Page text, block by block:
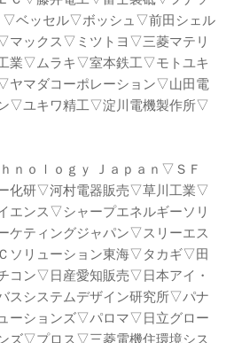
▽ベッセル▽ボッシュ▽前田シェル
マックス▽ミツトヨ▽三菱マテリ
業▽ムラキ▽室本鉄工▽モトユキ
マダコーポレーション▽山田電
▽ユキワ精工▽淀川電機製作所▽
ｎｏｌｏｇｙ Ｊａｐａｎ▽ＳＦ
化研▽河村電器販売▽草川工業▽
ンス▽シャープエネルギーソリ
ケティングジャパン▽スリーエス
ソリューション東海▽タカギ▽田
コン▽日産愛知販売▽日本アイ・
システムデザイン研究所▽パナ
ーションズ▽パロマ▽日立グロー
ズ▽プロス▽三菱電機住環境シス